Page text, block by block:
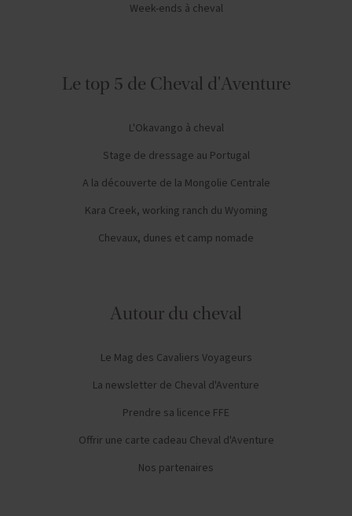
Week-ends à cheval
Le top 5 de Cheval d'Aventure
L'Okavango à cheval
Stage de dressage au Portugal
A la découverte de la Mongolie Centrale
Kara Creek, working ranch du Wyoming
Chevaux, dunes et camp nomade
Autour du cheval
Le Mag des Cavaliers Voyageurs
La newsletter de Cheval d'Aventure
Prendre sa licence FFE
Offrir une carte cadeau Cheval d'Aventure
Nos partenaires